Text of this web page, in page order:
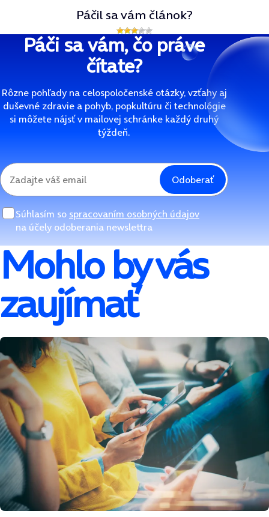
Páčil sa vám článok?
Páči sa vám, čo práve
čítate?
Rôzne pohľady na celospoločenské otázky, vzťahy aj
duševné zdravie a pohyb, popkultúru či technológie
si môžete nájsť v mailovej schránke každý druhý
týždeň.
Odoberať
Súhlasím so spracovaním osobných údajov
na účely odoberania newslettra
Mohlo by vás
zaujímať